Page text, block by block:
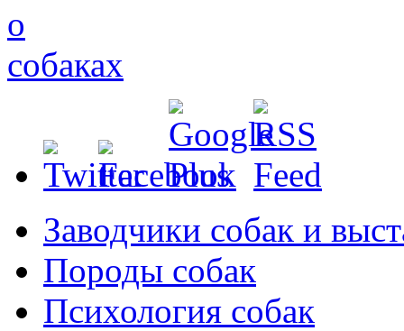
Заводчики собак и
Породы собак
Психология собак